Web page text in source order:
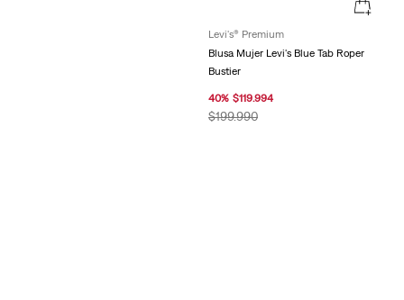
Levi's® Premium
Blusa Mujer Levi's Blue Tab Roper
Bustier
40% $119.994
$199.990